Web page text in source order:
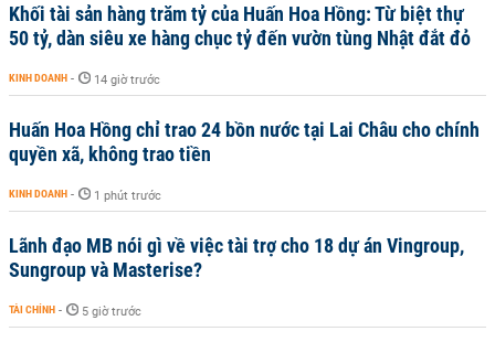
Khối tài sản hàng trăm tỷ của Huấn Hoa Hồng: Từ biệt thự
50 tỷ, dàn siêu xe hàng chục tỷ đến vườn tùng Nhật đắt đỏ
KINH DOANH - 14 giờ trước
Huấn Hoa Hồng chỉ trao 24 bồn nước tại Lai Châu cho chính
quyền xã, không trao tiền
KINH DOANH - 1 phút trước
Lãnh đạo MB nói gì về việc tài trợ cho 18 dự án Vingroup,
Sungroup và Masterise?
TÀI CHÍNH - 5 giờ trước